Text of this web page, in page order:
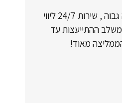
מאווררים ברמה גבוה , שירות 24/7 ליווי
ההתייעצות עד
מאוד!